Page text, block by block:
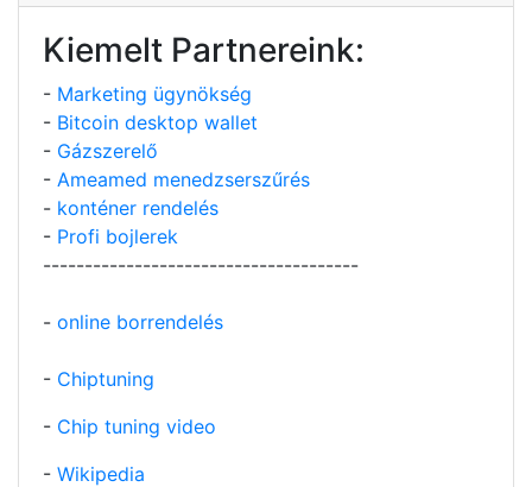
Kiemelt Partnereink:
- Marketing ügynökség
- Bitcoin desktop wallet
- Gázszerelő
- Ameamed menedzserszűrés
- konténer rendelés
- Profi bojlerek
--------------------------------------
- online borrendelés
- Chiptuning
- Chip tuning video
- Wikipedia